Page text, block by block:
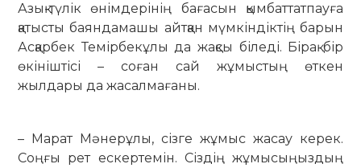
Азық-түлік өнімдерінің бағасын қымбат­татпауға
қатысты баяндамашы айтқан мүмкіндіктің барын
Асқарбек Темірбекұлы да жақсы біледі. Бірақ бір
өкініштісі – соған сай жұмыстың өткен
жылдары да жасалмағаны.
– Марат Мәнерұлы, сізге жұмыс жасау керек.
Соңғы рет ескертемін. Сіздің жұмысыңыздың